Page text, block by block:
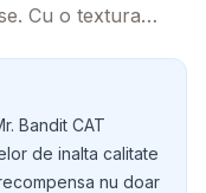
Cu o textura
prietenul tau felin.
Bandit CAT
de inalta calitate
nu doar